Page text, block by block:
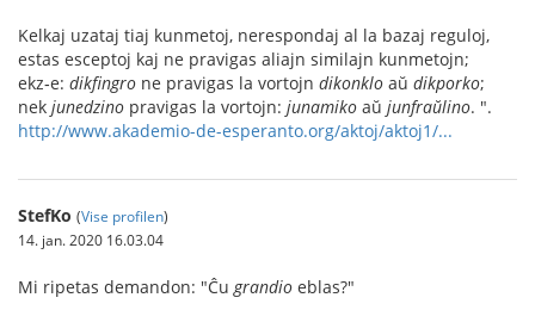
Kelkaj uzataj tiaj kunmetoj, nerespondaj al la bazaj reguloj,
estas esceptoj kaj ne pravigas aliajn similajn kunmetojn;
ekz‑e: dikfingro ne pravigas la vortojn dikonklo aŭ dikporko;
nek junedzino pravigas la vortojn: junamiko aŭ junfraŭlino. ".
http://www.akademio-de-esperanto.org/aktoj/aktoj1/...
StefKo (Vise profilen)
14. jan. 2020 16.03.04
Mi ripetas demandon: "Ĉu grandio eblas?"